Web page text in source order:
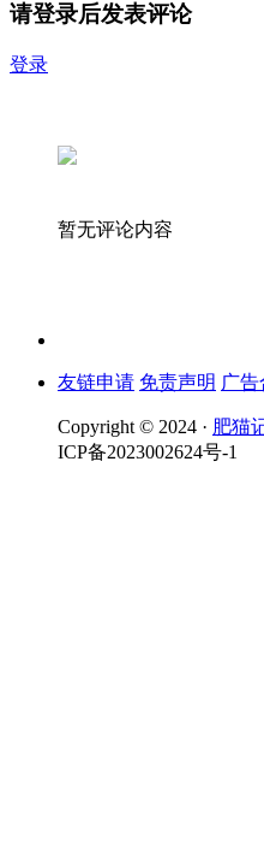
请登录后发表评论
登录
暂无评论内容
友链申请 免责声明 广
Copyright © 2024 · 肥猫
ICP备2023002624号-1